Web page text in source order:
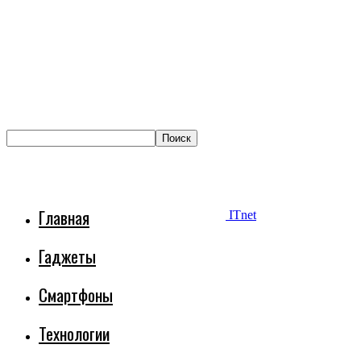
ITnet
Главная
Гаджеты
Смартфоны
Технологии